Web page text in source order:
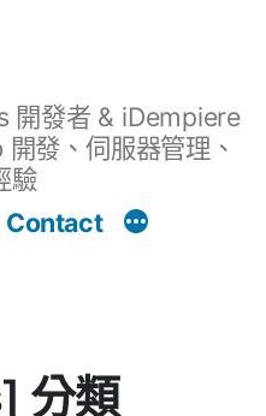
開發者 & iDempiere
發、伺服器管理、
驗
Contact
分類